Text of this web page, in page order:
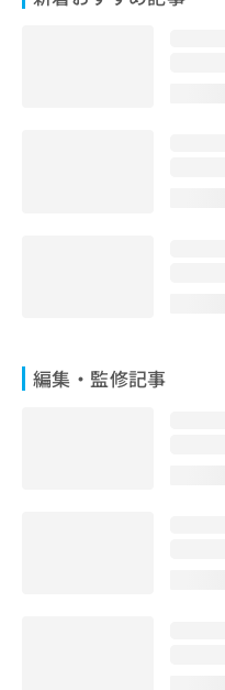
編集・監修記事